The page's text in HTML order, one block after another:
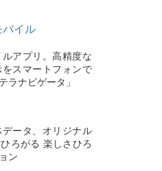
イル
アプリ。高精度な
スマートフォンで
ラナビゲータ」
ータ、オリジナル
ろがる 楽しさひろ
ン